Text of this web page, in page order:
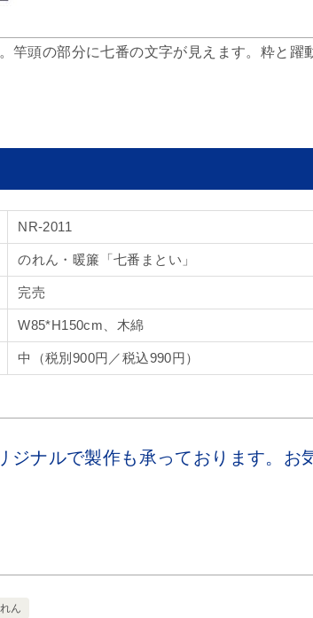
竿頭の部分に七番の文字が見えます。粋と躍
NR-2011
のれん・暖簾「七番まとい」
完売
W85*H150cm、木綿
中（税別900円／税込990円）
ジナルで製作も承っております。お
ん